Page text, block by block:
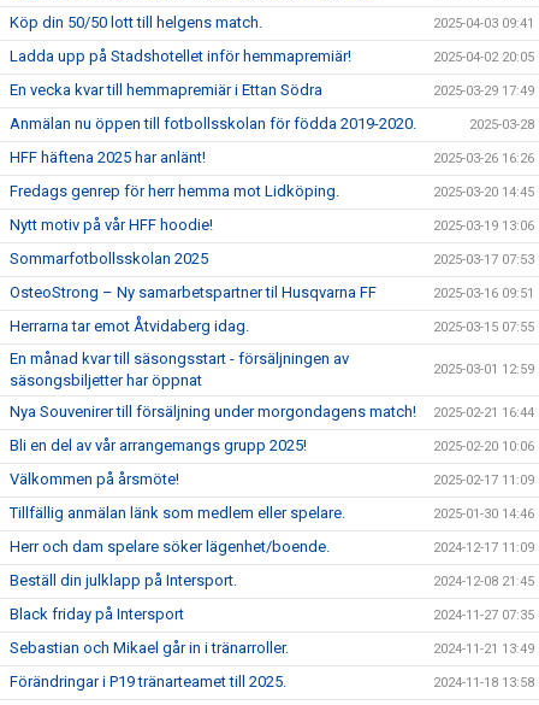
Köp din 50/50 lott till helgens match. 2025-04-03 09:41
Ladda upp på Stadshotellet inför hemmapremiär! 2025-04-02 20:05
En vecka kvar till hemmapremiär i Ettan Södra 2025-03-29 17:49
Anmälan nu öppen till fotbollsskolan för födda 2019-2020. 2025-03-28
HFF häftena 2025 har anlänt! 2025-03-26 16:26
Fredags genrep för herr hemma mot Lidköping. 2025-03-20 14:45
Nytt motiv på vår HFF hoodie! 2025-03-19 13:06
Sommarfotbollsskolan 2025 2025-03-17 07:53
OsteoStrong – Ny samarbetspartner til Husqvarna FF 2025-03-16 09:51
Herrarna tar emot Åtvidaberg idag. 2025-03-15 07:55
En månad kvar till säsongsstart - försäljningen av
säsongsbiljetter har öppnat
2025-03-01 12:59
Nya Souvenirer till försäljning under morgondagens match! 2025-02-21 16:44
Bli en del av vår arrangemangs grupp 2025! 2025-02-20 10:06
Välkommen på årsmöte! 2025-02-17 11:09
Tillfällig anmälan länk som medlem eller spelare. 2025-01-30 14:46
Herr och dam spelare söker lägenhet/boende. 2024-12-17 11:09
Beställ din julklapp på Intersport. 2024-12-08 21:45
Black friday på Intersport 2024-11-27 07:35
Sebastian och Mikael går in i tränarroller. 2024-11-21 13:49
Förändringar i P19 tränarteamet till 2025. 2024-11-18 13:58